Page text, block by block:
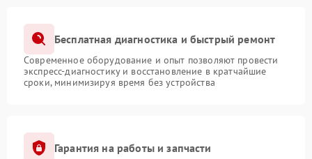
Бесплатная диагностика и быстрый ремонт
Современное оборудование и опыт позволяют провести
экспресс-диагностику и восстановление в кратчайшие
сроки, минимизируя время без устройства
Гарантия на работы и запчасти